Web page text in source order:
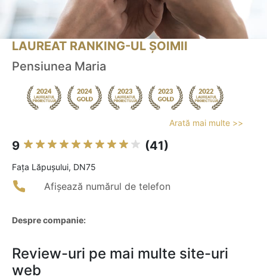
LAUREAT RANKING-UL ȘOIMII
Pensiunea Maria
Arată mai multe >>
9 (41)
Faţa Lăpuşului, DN75
Afișează numărul de telefon
Despre companie:
Review-uri pe mai multe site-uri
web